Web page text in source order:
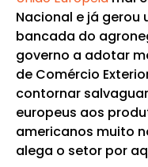
Nacional e já
bancada do
governo a adotar
de Comércio
contornar
europeus aos
americanos muito
alega o setor por